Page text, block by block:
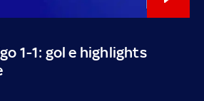
1-1: gol e highlights